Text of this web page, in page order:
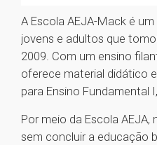
A Escola AEJA-Mack é
jovens e adultos que
2009. Com um ensino
oferece material didático
para Ensino Fundamental
Por meio da Escola
sem concluir a educação